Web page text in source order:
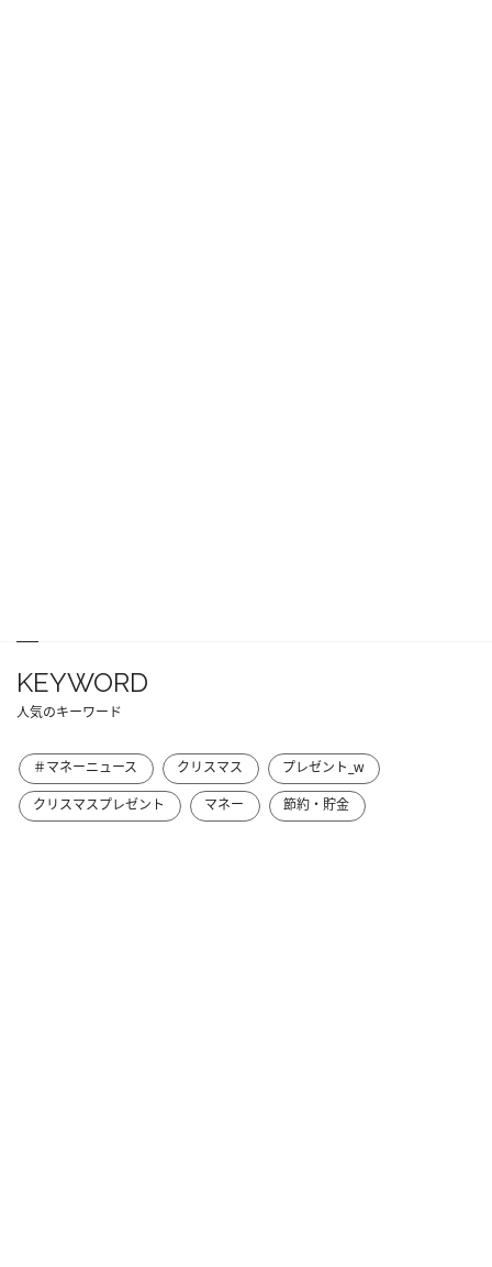
KEYWORD
人気のキーワード
＃マネーニュース クリスマス
プレゼント_w
クリスマスプレゼント
マネー 節約・貯金